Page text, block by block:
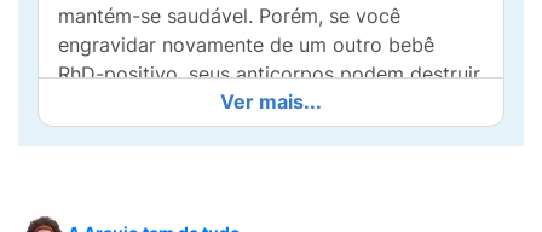
mantém-se saudável. Porém, se você
engravidar novamente de um outro bebê
RhD-positivo, seus anticorpos podem destruir
as células vermelhas do sangue do bebê
durante a gravidez. Isso pode causar
RhD-negativo e está grávida, você pode
Ver mais...